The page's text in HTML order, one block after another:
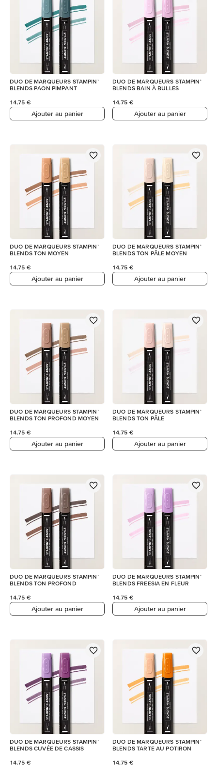
DUO DE MARQUEURS STAMPIN’
BLENDS PAON PIMPANT
14,75 €
Ajouter au panier
DUO DE MARQUEURS STAMPIN’
BLENDS BAIN À BULLES
14,75 €
Ajouter au panier
DUO DE MARQUEURS STAMPIN’
BLENDS TON MOYEN
14,75 €
Ajouter au panier
DUO DE MARQUEURS STAMPIN’
BLENDS TON PÂLE MOYEN
14,75 €
Ajouter au panier
DUO DE MARQUEURS STAMPIN’
BLENDS TON PROFOND MOYEN
14,75 €
Ajouter au panier
DUO DE MARQUEURS STAMPIN’
BLENDS TON PÂLE
14,75 €
Ajouter au panier
DUO DE MARQUEURS STAMPIN’
BLENDS TON PROFOND
14,75 €
Ajouter au panier
DUO DE MARQUEURS STAMPIN’
BLENDS FREESIA EN FLEUR
14,75 €
Ajouter au panier
DUO DE MARQUEURS STAMPIN’
BLENDS CUVÉE DE CASSIS
14,75 €
DUO DE MARQUEURS STAMPIN’
BLENDS TARTE AU POTIRON
14,75 €